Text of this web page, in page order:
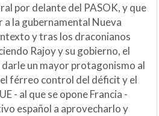
por delante del PASOK, y que
a la gubernamental Nueva
y tras los draconianos
Rajoy y su gobierno, el
un mayor protagonismo al
férreo control del déficit y el
- al que se opone Francia -
español a aprovecharlo y